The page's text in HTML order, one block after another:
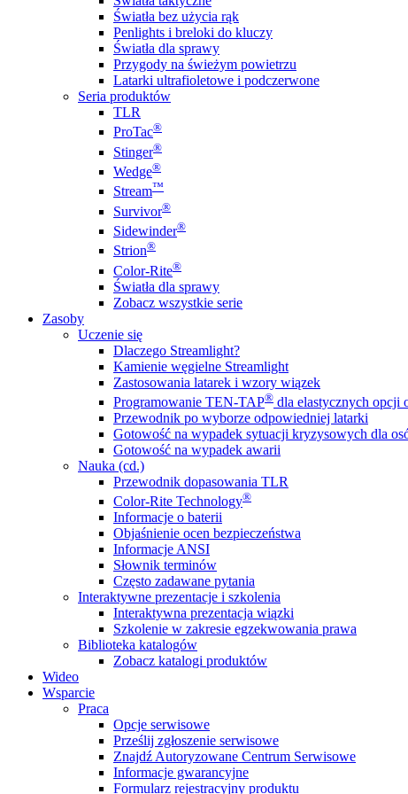
Światła bez użycia rąk
Penlights i breloki do kluczy
Światła dla sprawy
Przygody na świeżym powietrzu
Latarki ultrafioletowe i podczerwone
Seria produktów
TLR
ProTac®
Stinger®
Wedge®
Stream™
Survivor®
Sidewinder®
Strion®
Color-Rite®
Światła dla sprawy
Zobacz wszystkie serie
Zasoby
Uczenie się
Dlaczego Streamlight?
Kamienie węgielne Streamlight
Zastosowania latarek i wzory wiązek
Programowanie TEN-TAP® dla elastycznych opcji
Przewodnik po wyborze odpowiedniej latarki
Gotowość na wypadek sytuacji kryzysowych dla
Gotowość na wypadek awarii
Nauka (cd.)
Przewodnik dopasowania TLR
Color-Rite Technology®
Informacje o baterii
Objaśnienie ocen bezpieczeństwa
Informacje ANSI
Słownik terminów
Często zadawane pytania
Interaktywne prezentacje i szkolenia
Interaktywna prezentacja wiązki
Szkolenie w zakresie egzekwowania prawa
Biblioteka katalogów
Zobacz katalogi produktów
Wideo
Wsparcie
Praca
Opcje serwisowe
Prześlij zgłoszenie serwisowe
Znajdź Autoryzowane Centrum Serwisowe
Informacje gwarancyjne
Formularz rejestracyjny produktu